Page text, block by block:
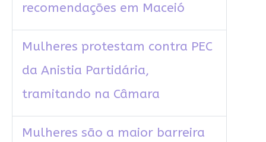
recomendações em Maceió
Mulheres protestam contra PEC
da Anistia Partidária,
tramitando na Câmara
Mulheres são a maior barreira